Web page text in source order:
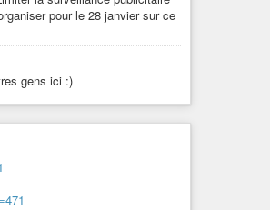
pour le 28 janvier sur ce
gens ici :)